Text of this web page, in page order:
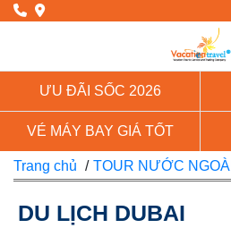
ƯU ĐÃI SỐC 2026
VÉ MÁY BAY GIÁ TỐT
Trang chủ / TOUR NƯỚC NGOÀI
DU LỊCH DUBAI